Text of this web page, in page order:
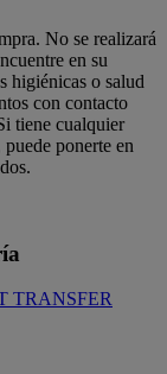
No se realizará
en su
higiénicas o salud
con contacto
tiene cualquier
ponerte en